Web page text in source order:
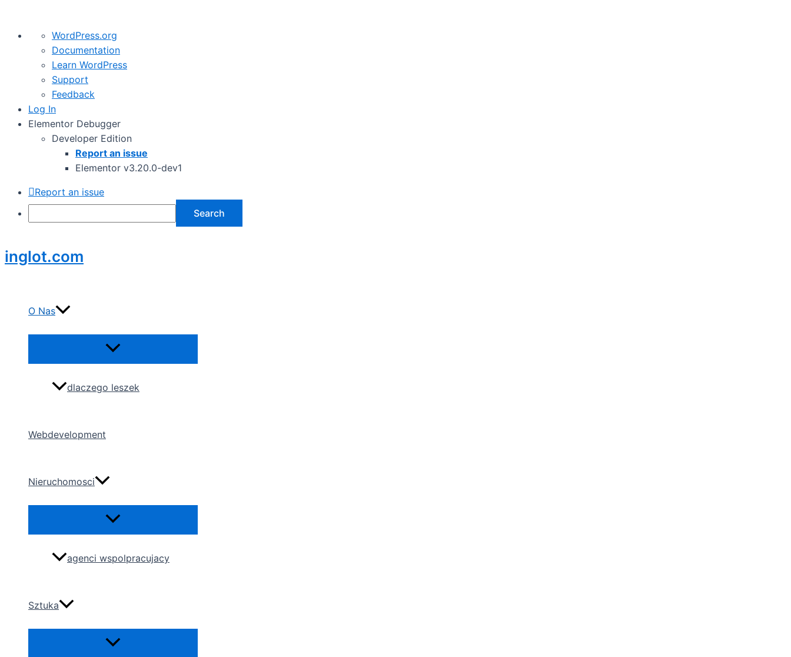
About
WordPress
WordPress.org
Documentation
Learn WordPress
Support
Feedback
Log In
Elementor Debugger
Developer Edition
Report an issue
Elementor v3.20.0-dev1
Report an issue
Search
to
inglot.com
O Nas
Menu
dlaczego leszek
Webdevelopment
Nieruchomosci
Menu
agenci wspolpracujacy
Sztuka
Menu